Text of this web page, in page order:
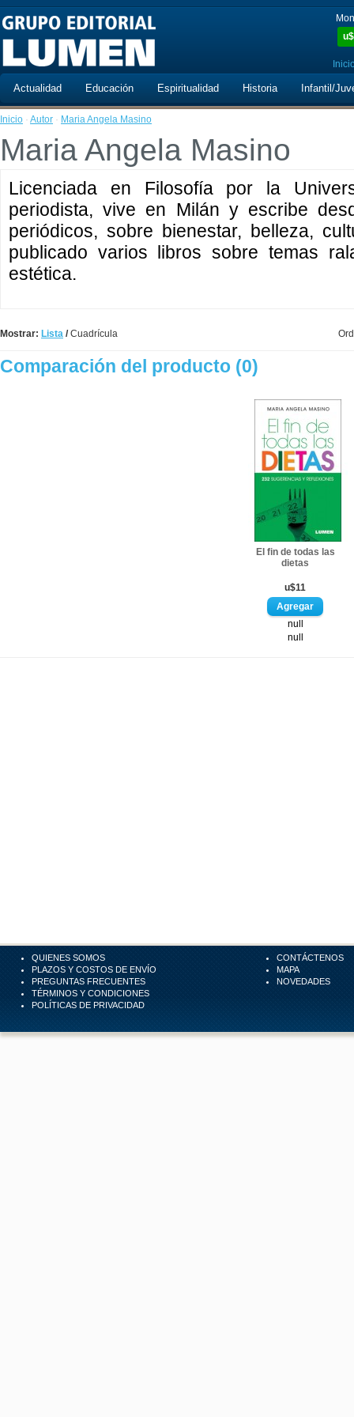
u$
Actualidad Educación Espiritualidad Historia Infantil/
Inicio · Autor · Maria Angela Masino
Maria Angela Masino
Licenciada en Filosofía por la
periodista, vive en Milán y escribe
periódicos, sobre bienestar, belleza,
publicado varios libros sobre temas
estética.
Mostrar: Lista /Cuadrícula
Comparación del producto (0)
El fin de todas las
dietas
u$11
null
null
QUIENES SOMOS
PLAZOS Y COSTOS DE ENVÍO
PREGUNTAS FRECUENTES
TÉRMINOS Y CONDICIONES
POLÍTICAS DE PRIVACIDAD
CONTÁCTENOS
MAPA
NOVEDADES